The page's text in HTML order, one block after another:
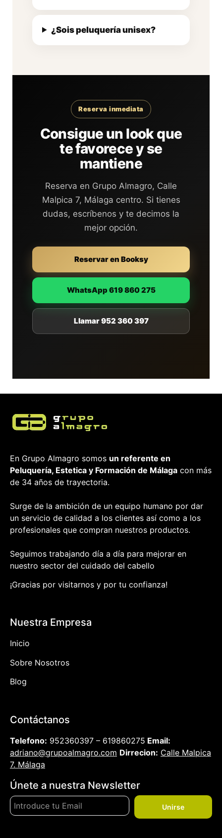
¿Sois peluquería unisex?
Reserva inmediata
Consigue un look que
te favorece y se
mantiene
Reserva en Grupo Almagro, Calle
Malpica 7, Málaga centro. Si tienes
dudas, escríbenos y te decimos la
mejor opción.
Reservar en Booksy
WhatsApp 619 860 275
Llamar 952 360 397
En Grupo Almagro somos un referente en
Peluquería, Estetica y Formación de Málaga con más
de 34 años de trayectoria.
Surge de la ambición de un equipo humano por dar
un servicio de calidad a los clientes así como a los
profesionales que compran nuestros productos.
Seguimos trabajando día a día para mejorar en
nuestro sector del cuidado del cabello
¡Gracias por visitarnos y por tu confianza!
Nuestra Empresa
Inicio
Sobre Nosotros
Blog
Contáctanos
Telefono: 952360397 – 619860275 Email:
adriano@grupoalmagro.com Dirrecion: Calle Malpica
7. Málaga
Únete a nuestra Newsletter
Unirse